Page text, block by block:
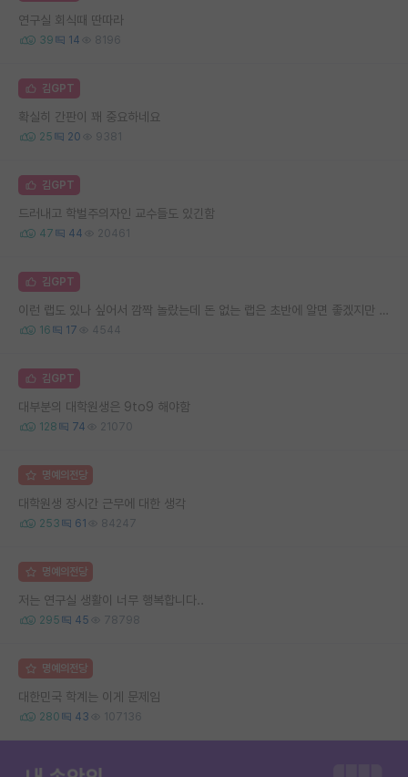
연구실 회식때 딴따라
39 14 8196
김GPT
확실히 간판이 꽤 중요하네요
25 20 9381
김GPT
드러내고 학벌주의자인 교수들도 있긴함
47 44 20461
김GPT
이런 랩도 있나 싶어서 깜짝 놀랐는데 돈 없는 랩은 초반에 알면 좋겠지만 나중에라도 알면 거르세요.
16 17 4544
김GPT
대부분의 대학원생은 9to9 해야함
128 74 21070
명예의전당
대학원생 장시간 근무에 대한 생각
253 61 84247
명예의전당
저는 연구실 생활이 너무 행복합니다..
295 45 78798
명예의전당
대한민국 학계는 이게 문제임
280 43 107136